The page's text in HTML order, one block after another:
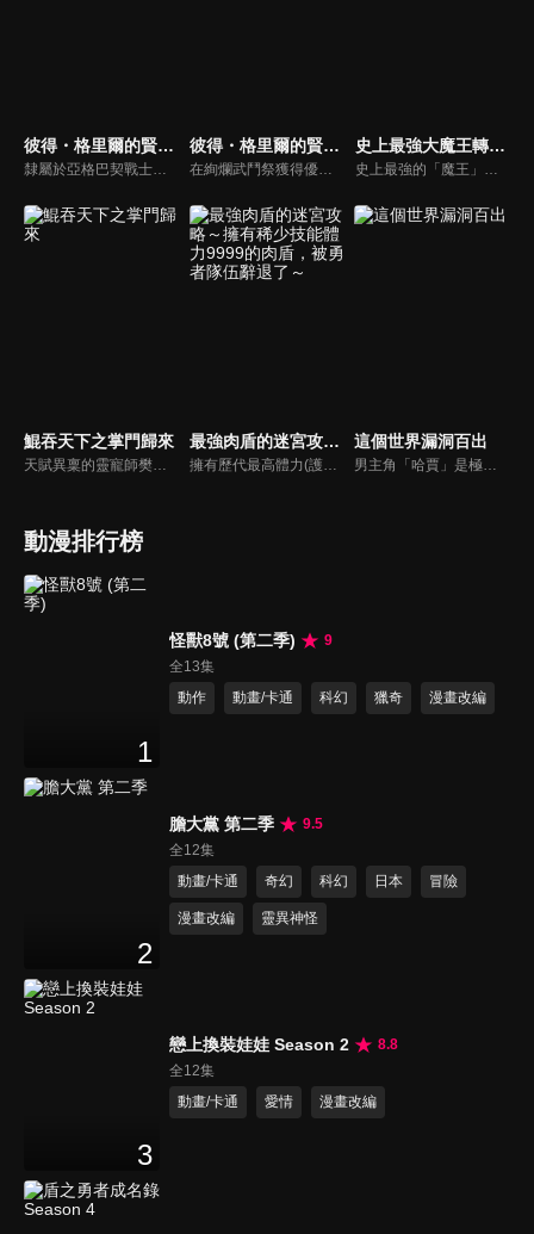
彼得・格里爾的賢者時間(有修版)
隸屬於亞格巴契戰士公會的彼得・格里爾，成功地在武鬥祭中脫穎而出，獲得了地表最強男人的稱號！如此一來，和戀人露薇莉亞・桑克圖斯的婚約便能獲得承認。但是，龐大的力量也伴隨了巨大的代價…鬼人、妖精和獸人，盯上地表最強遺傳因子的各種異種族女性們，正對彼得的精華虎視眈眈。
彼得・格里爾的賢者時間Super Extra (有修版)
在絢爛武鬥祭獲得優勝的彼得．格里爾，獲得了地表最強的稱號。就在他以為這樣就能和未婚妻露薇莉亞結婚時，各種異種族的女性都盯上了他的因子，接二連三地對他進行誘惑。彼得雖有著最強的武力，但他的意志卻是最弱的。數次屈服於誘惑，放縱他的下半身。
史上最強大魔王轉生為村民A
史上最強的「魔王」瓦爾瓦德斯嚮往平凡的生活，為此轉生到數千年後的世界，成了村民亞德．梅堤歐爾。不過，轉生到的未來，魔法文明衰退。亞德和第一個朋友伊莉娜一起進入魔法學園就讀，即使他再怎麼否認自己的特別，也藏不起破格的實力。昔日的「魔王」可以得到安穩平凡的人生嗎？
鯤吞天下之掌門歸來
天賦異稟的靈寵師樊凌霄，於甲級門派晉升賽上遭人暗算，被自己的靈鯤所吞噬。睜眼醒來卻發現自己已化身為一名叫「流鋒芒」的少年，身處白府大牢之中，其門派凌霄閣也走到了絕境。為查明靈鯤反噬真相與重振門派，樊凌霄帶着現有的幾隻靈寵，與谷靈、程曦、月彤，一起踏上了全新的冒險之旅。
最強肉盾的迷宮攻略～擁有稀少技能體力9999的肉盾，被勇者隊伍辭退了～
擁有歷代最高體力(護盾)的肉盾,路德為了找尋奇蹟秘寶治療心愛妹妹的病一直以來不斷地攻略迷宮。不過,所屬隊伍的勇者個性蠻橫,將路德從冒險隊伍裡面辭退了。原因是路德身上有個未知技能,勇者宣稱這個技能會扯隊伍後腿,甚至還說這是一個垃圾技能...... 不過最後卻證明了那不是垃圾技能,而是一個強悍技能!憑藉著9999護盾與強悍技能於一身的最強肉盾,路德的第一章冒險故事揭幕!
這個世界漏洞百出
男主角「哈賈」是極密組織調查隊「王之探求者」的一員。某天，他在邊境中保護了一個小村莊「起始之村」免受龍的襲擊，並在過程中救下了對每日重複同樣事情的生活感到厭倦的少女「妮可拉 」後，少女為了幫助「哈賈」，決定加入他的調查隊伍，走到外面的世界探索這個世界真正的面貌。
動漫排行榜
1
怪獸8號 (第二季)
9
全13集
動作
動畫/卡通 科幻 獵奇 漫畫改編
2
膽大黨 第二季
9.5
全12集
動畫/卡通
奇幻 科幻 日本 冒險
漫畫改編 靈異神怪
3
戀上換裝娃娃 Season 2
8.8
全12集
動畫/卡通
愛情 漫畫改編